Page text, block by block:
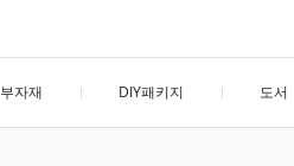
부자재 DIY패키지 도서